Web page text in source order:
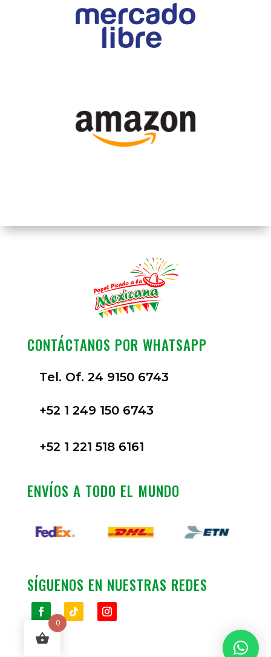
CONTÁCTANOS POR WHATSAPP
Tel. Of. 24 9150 6743
+52 1 249 150 6743
+52 1 221 518 6161
ENVÍOS A TODO EL MUNDO
SÍGUENOS EN NUESTRAS REDES
0